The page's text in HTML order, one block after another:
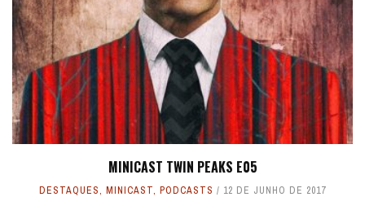
MINICAST TWIN PEAKS E05
DESTAQUES, MINICAST, PODCASTS 12 DE JUNHO DE 2017